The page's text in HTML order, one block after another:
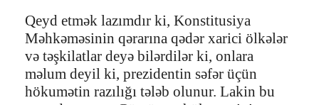
Qeyd etmək lazımdır ki, Konstitusiya
Məhkəməsinin qərarına qədər xarici ölkələr
və təşkilatlar deyə bilərdilər ki, onlara
məlum deyil ki, prezidentin səfər üçün
hökumətin razılığı tələb olunur. Lakin bu